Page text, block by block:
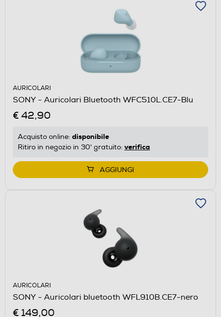
AURICOLARI
SONY - Auricolari Bluetooth WFC510L.CE7-Blu
€ 42,90
Acquisto online: disponibile
Ritiro in negozio in 30' gratuito: verifica
AGGIUNGI
AURICOLARI
SONY - Auricolari bluetooth WFL910B.CE7-nero
€ 149,00